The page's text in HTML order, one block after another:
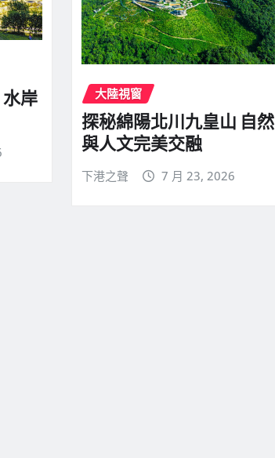
水岸
大陸視窗
探秘綿陽北川九皇山 自然
與人文完美交融
下港之聲 7 月 23, 2026